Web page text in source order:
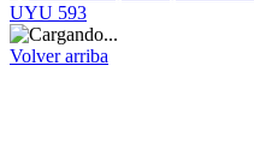
UYU 593
Volver arriba